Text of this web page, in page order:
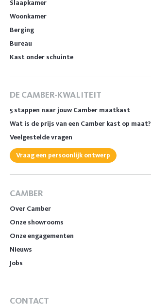
Slaapkamer
Woonkamer
Berging
Bureau
Kast onder schuinte
DE CAMBER-KWALITEIT
5 stappen naar jouw Camber maatkast
Wat is de prijs van een Camber kast op maat?
Veelgestelde vragen
Vraag een persoonlijk ontwerp
CAMBER
Over Camber
Onze showrooms
Onze engagementen
Nieuws
Jobs
CONTACT